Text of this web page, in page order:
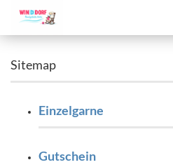
Sitemap
Einzelgarne
Gutschein